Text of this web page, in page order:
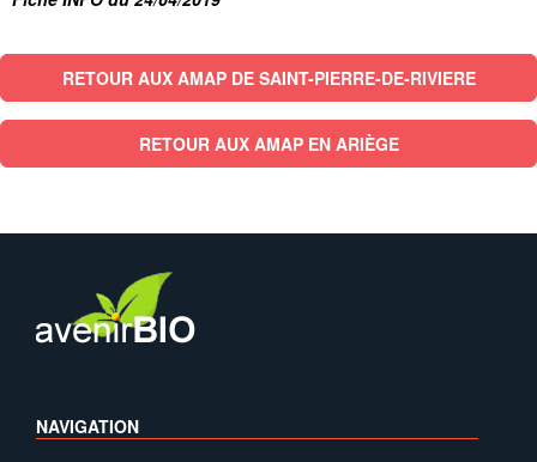
RETOUR AUX AMAP DE SAINT-PIERRE-DE-RIVIERE
RETOUR AUX AMAP EN ARIÈGE
NAVIGATION